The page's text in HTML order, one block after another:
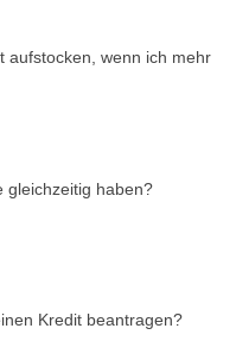
aufstocken, wenn ich mehr
gleichzeitig haben?
Kredit beantragen?